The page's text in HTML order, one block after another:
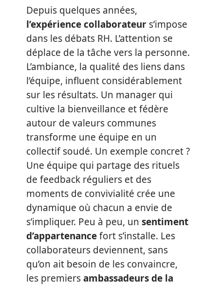
Depuis quelques années,
l’expérience collaborateur s’impose
dans les débats RH. L’attention se
déplace de la tâche vers la personne.
L’ambiance, la qualité des liens dans
l’équipe, influent considérablement
sur les résultats. Un manager qui
cultive la bienveillance et fédère
autour de valeurs communes
transforme une équipe en un
collectif soudé. Un exemple concret ?
Une équipe qui partage des rituels
de feedback réguliers et des
moments de convivialité crée une
dynamique où chacun a envie de
s’impliquer. Peu à peu, un sentiment
d’appartenancefort s’installe. Les
collaborateurs deviennent, sans
qu’on ait besoin de les convaincre,
les premiersambassadeurs de la